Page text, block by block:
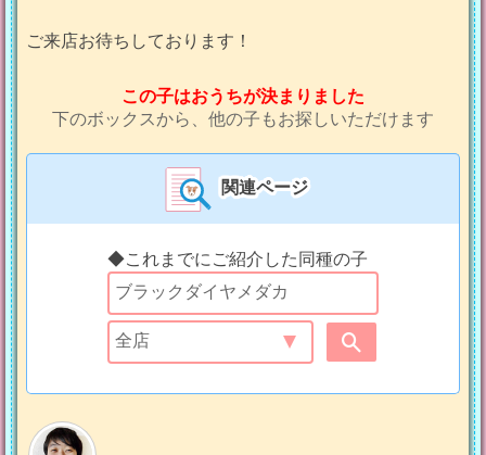
ご来店お待ちしております！
この子はおうちが決まりました
下のボックスから、他の子もお探しいただけます
関連ページ
◆これまでにご紹介した同種の子